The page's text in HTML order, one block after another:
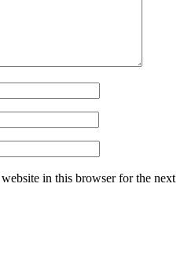
in this browser for the next